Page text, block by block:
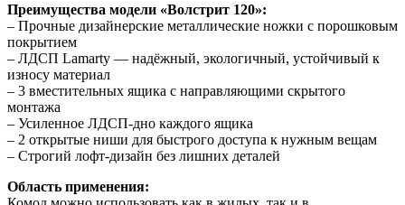
Преимущества модели «Волстрит 120»:
– Прочные дизайнерские металлические ножки с порошковым
покрытием
– ЛДСП Lamarty — надёжный, экологичный, устойчивый к
износу материал
– 3 вместительных ящика с направляющими скрытого
монтажа
– Усиленное ЛДСП-дно каждого ящика
– 2 открытые ниши для быстрого доступа к нужным вещам
– Строгий лофт-дизайн без лишних деталей
Область применения: